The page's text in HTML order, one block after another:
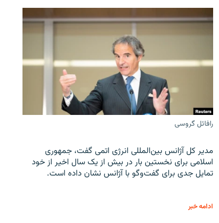
رافائل گروسی
مدیر کل آژانس بین‌المللی انرژی اتمی گفت، جمهوری
اسلامی برای نخستین بار در بیش از یک سال اخیر از خود
تمایل جدی برای گفت‌وگو با آژانس نشان داده است.
ادامه خبر